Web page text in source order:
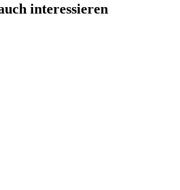
interessieren